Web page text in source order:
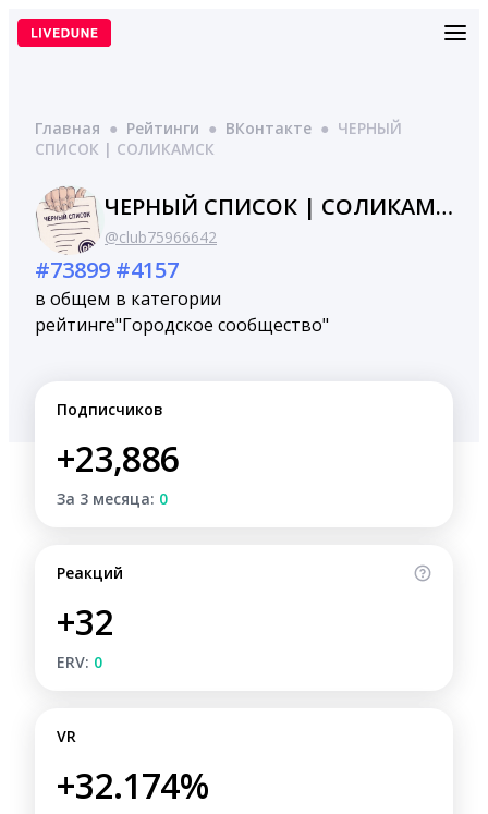
Перейти
Главная ● Рейтинги ● ВКонтакте ● ЧЕРНЫЙ
СПИСОК | СОЛИКАМСК
ЧЕРНЫЙ СПИСОК | СОЛИКАМСК
@club75966642
#73899
в общем
рейтинге
#4157
в категории
"Городское сообщество"
Подписчиков
+23,886
За 3 месяца: 0
Реакций
+32
ERV: 0
VR
+32.174%